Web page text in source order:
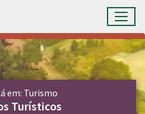
em: Turismo
Turísticos